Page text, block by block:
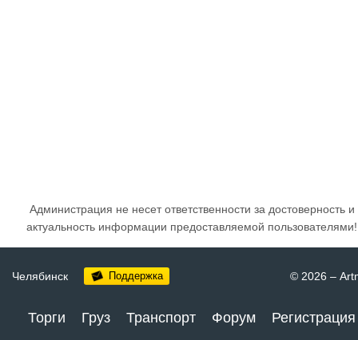
Администрация не несет ответственности за достоверность и
актуальность информации предоставляемой пользователями!
Челябинск Поддержка © 2026 –
Торги Груз Транспорт Форум Регистрация